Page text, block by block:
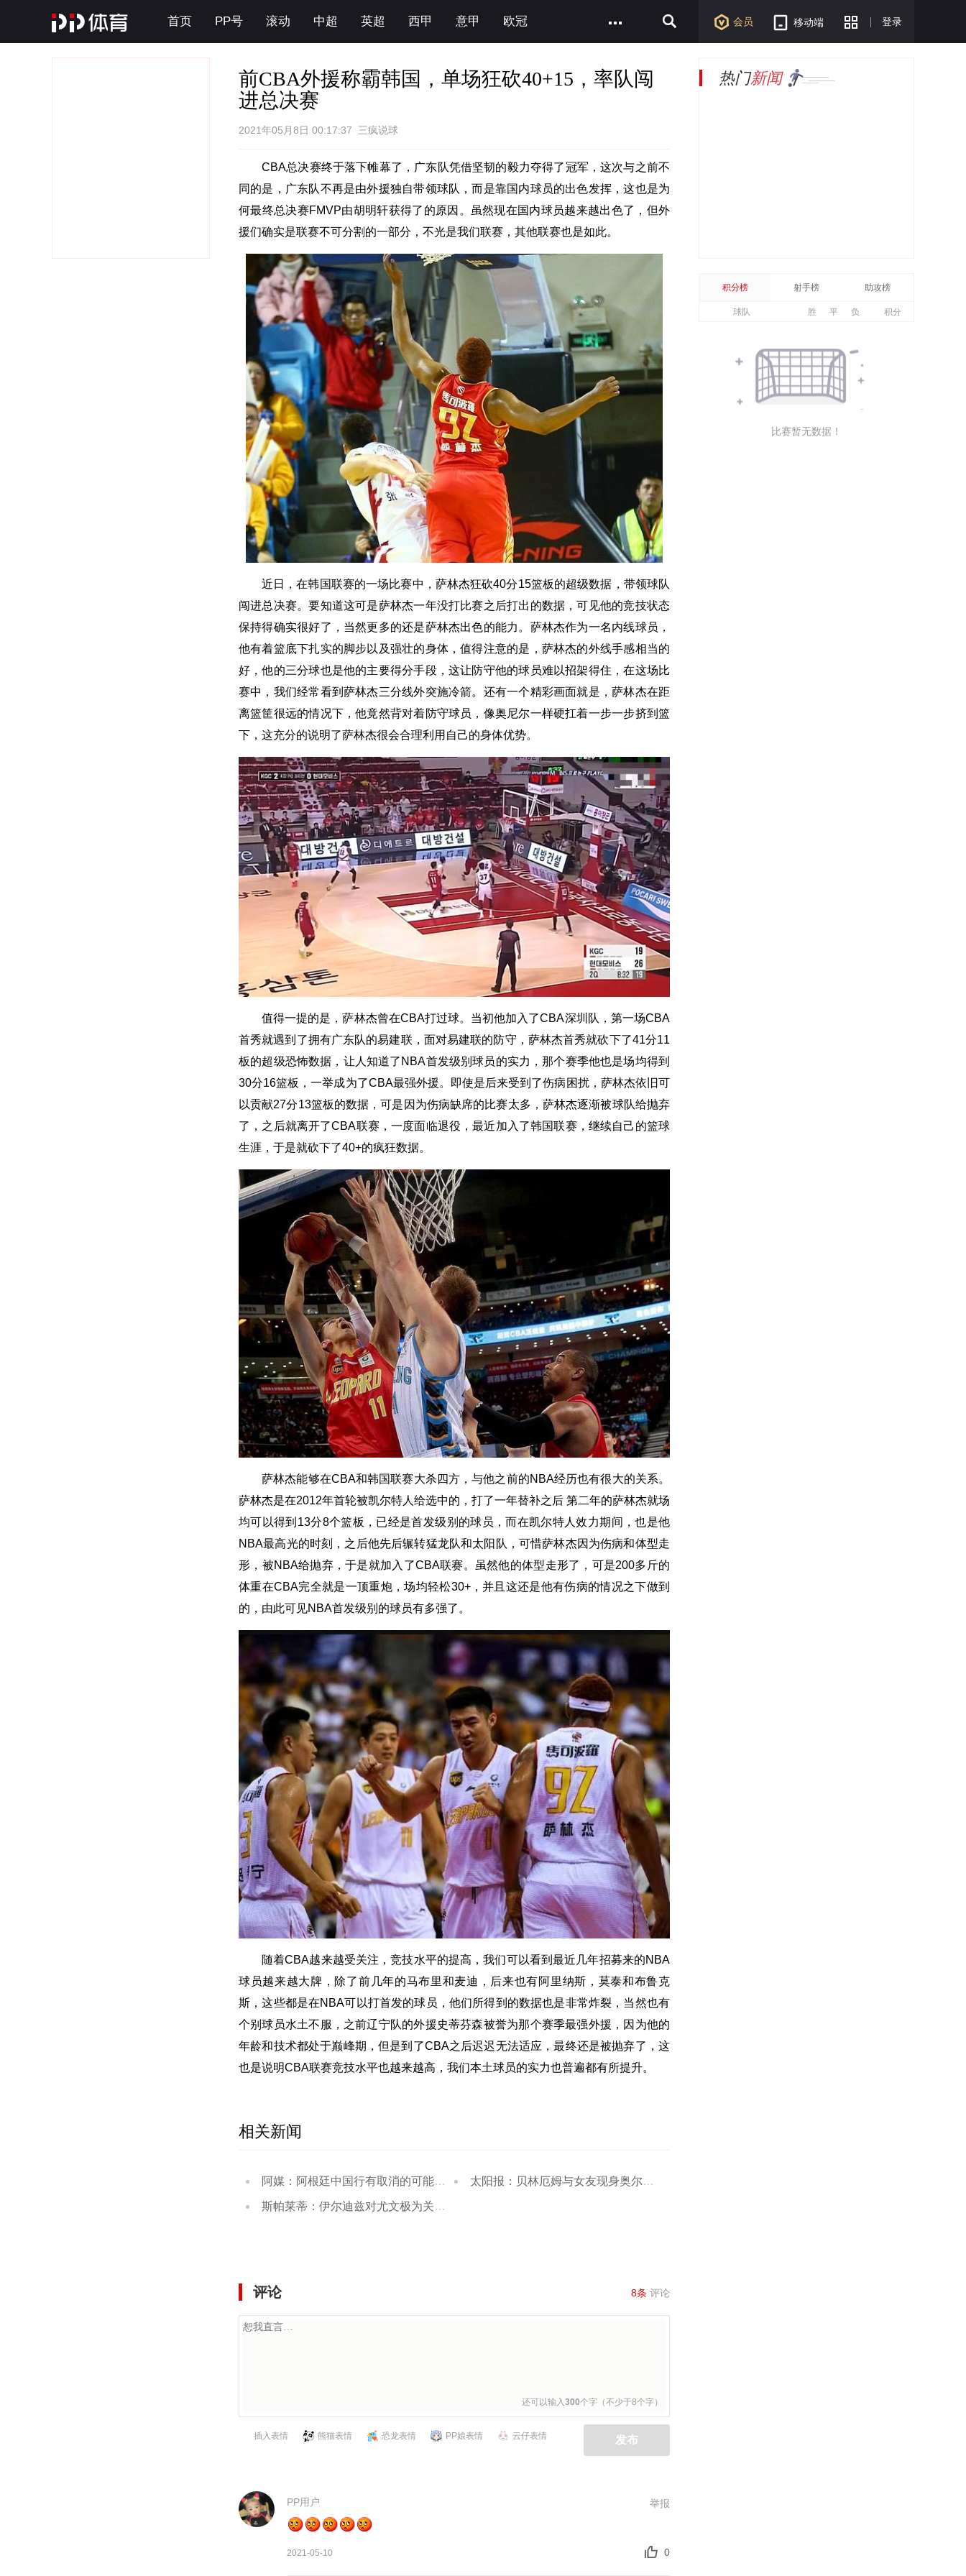
首页 PP号 滚动 中超 英超 西甲 意甲 欧冠 会员 移动端 登录
前CBA外援称霸韩国，单场狂砍40+15，率队闯
进总决赛
2021年05月8日 00:17:37 三疯说球
CBA总决赛终于落下帷幕了，广东队凭借坚韧的毅力夺得了冠军，这次与之前不
同的是，广东队不再是由外援独自带领球队，而是靠国内球员的出色发挥，这也是为
何最终总决赛FMVP由胡明轩获得了的原因。虽然现在国内球员越来越出色了，但外
援们确实是联赛不可分割的一部分，不光是我们联赛，其他联赛也是如此。
近日，在韩国联赛的一场比赛中，萨林杰狂砍40分15篮板的超级数据，带领球队
闯进总决赛。要知道这可是萨林杰一年没打比赛之后打出的数据，可见他的竞技状态
保持得确实很好了，当然更多的还是萨林杰出色的能力。萨林杰作为一名内线球员，
他有着篮底下扎实的脚步以及强壮的身体，值得注意的是，萨林杰的外线手感相当的
好，他的三分球也是他的主要得分手段，这让防守他的球员难以招架得住，在这场比
赛中，我们经常看到萨林杰三分线外突施冷箭。还有一个精彩画面就是，萨林杰在距
离篮筐很远的情况下，他竟然背对着防守球员，像奥尼尔一样硬扛着一步一步挤到篮
下，这充分的说明了萨林杰很会合理利用自己的身体优势。
值得一提的是，萨林杰曾在CBA打过球。当初他加入了CBA深圳队，第一场CBA
首秀就遇到了拥有广东队的易建联，面对易建联的防守，萨林杰首秀就砍下了41分11
板的超级恐怖数据，让人知道了NBA首发级别球员的实力，那个赛季他也是场均得到
30分16篮板，一举成为了CBA最强外援。即使是后来受到了伤病困扰，萨林杰依旧可
以贡献27分13篮板的数据，可是因为伤病缺席的比赛太多，萨林杰逐渐被球队给抛弃
了，之后就离开了CBA联赛，一度面临退役，最近加入了韩国联赛，继续自己的篮球
生涯，于是就砍下了40+的疯狂数据。
萨林杰能够在CBA和韩国联赛大杀四方，与他之前的NBA经历也有很大的关系。
萨林杰是在2012年首轮被凯尔特人给选中的，打了一年替补之后 第二年的萨林杰就场
均可以得到13分8个篮板，已经是首发级别的球员，而在凯尔特人效力期间，也是他
NBA最高光的时刻，之后他先后辗转猛龙队和太阳队，可惜萨林杰因为伤病和体型走
形，被NBA给抛弃，于是就加入了CBA联赛。虽然他的体型走形了，可是200多斤的
体重在CBA完全就是一顶重炮，场均轻松30+，并且这还是他有伤病的情况之下做到
的，由此可见NBA首发级别的球员有多强了。
随着CBA越来越受关注，竞技水平的提高，我们可以看到最近几年招募来的NBA
球员越来越大牌，除了前几年的马布里和麦迪，后来也有阿里纳斯，莫泰和布鲁克
斯，这些都是在NBA可以打首发的球员，他们所得到的数据也是非常炸裂，当然也有
个别球员水土不服，之前辽宁队的外援史蒂芬森被誉为那个赛季最强外援，因为他的
年龄和技术都处于巅峰期，但是到了CBA之后迟迟无法适应，最终还是被抛弃了，这
也是说明CBA联赛竞技水平也越来越高，我们本土球员的实力也普遍都有所提升。
相关新闻
阿媒：阿根廷中国行有取消的可能性 阿根廷足协与主办方存在分歧 太阳报：贝林厄姆与女友现身奥尔顿塔游乐园引游客围观
斯帕莱蒂：伊尔迪兹对尤文极为关键，球队展现了很强的整体性
评论 8条 评论
还可以输入300个字（不少于8个字）
发布
插入表情 熊猫表情 恐龙表情 PP娘表情 云仔表情
举报
PP用户
2021-05-10 0
热门新闻
积分榜 射手榜 助攻榜
球队 胜 平 负 积分
比赛暂无数据！